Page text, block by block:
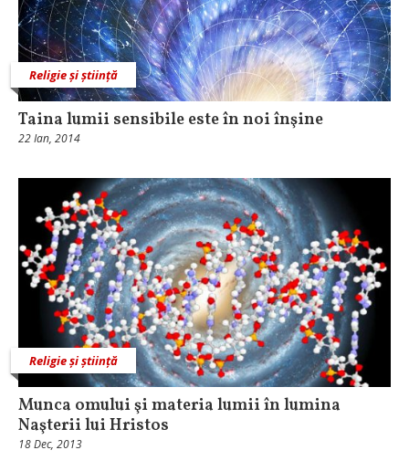
Religie și știință
Taina lumii sensibile este în noi înşine
22 Ian, 2014
Religie și știință
Munca omului şi materia lumii în lumina
Naşterii lui Hristos
18 Dec, 2013